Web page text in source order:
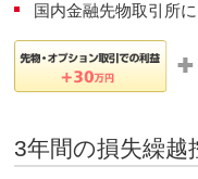
国内金融先物取引所
3年間の損失繰越